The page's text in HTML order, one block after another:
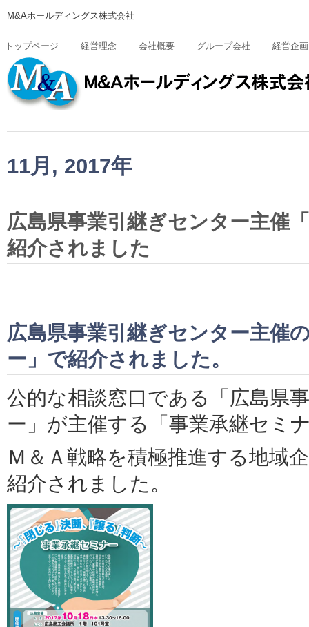
M&Aホールディングス株式会社
トップページ 経営理念 会社概要 グループ会社 経営企
11月, 2017年
広島県事業引継ぎセンター主催
紹介されました
広島県事業引継ぎセンター主催
ー」で紹介されました。
公的な相談窓口である「広島県
ー」が主催する「事業承継セミ
Ｍ＆Ａ戦略を積極推進する地域
紹介されました。